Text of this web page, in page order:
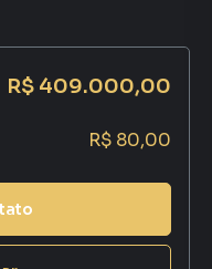
R$ 409.000,00
R$ 80,00